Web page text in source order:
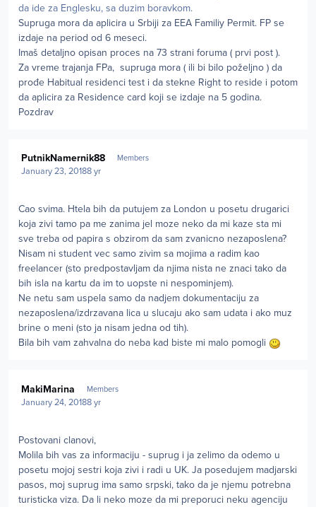
da ide za Englesku, sa duzim boravkom.
Supruga mora da aplicira u Srbiji za EEA Familiy Permit. FP se
izdaje na period od 6 meseci.
Imaš detaljno opisan proces na 73 strani foruma ( prvi post ).
Za vreme trajanja FPa, supruga mora ( ili bi bilo poželjno ) da
prođe Habitual residenci test i da stekne Right to reside i potom
da aplicira za Residence card koji se izdaje na 5 godina.
Pozdrav
PutnikNamernik88 Members
January 23, 20188 yr
Cao svima. Htela bih da putujem za London u posetu drugarici
koja zivi tamo pa me zanima jel moze neko da mi kaze sta mi
sve treba od papira s obzirom da sam zvanicno nezaposlena?
Nisam ni student vec samo zivim sa mojima a radim kao
freelancer (sto predpostavljam da njima nista ne znaci tako da
bih isla na kartu da im to uopste ni nespominjem).
Ne netu sam uspela samo da nadjem dokumentaciju za
nezaposlena/izdrzavana lica u slucaju ako sam udata i ako muz
brine o meni (sto ja nisam jedna od tih).
Bila bih vam zahvalna do neba kad biste mi malo pomogli
MakiMarina Members
January 24, 20188 yr
Postovani clanovi,
Molila bih vas za informaciju - suprug i ja zelimo da odemo u
posetu mojoj sestri koja zivi i radi u UK. Ja posedujem madjarski
pasos, moj suprug ima samo srpski, tako da je njemu potrebna
turisticka viza. Da li neko moze da mi preporuci neku agenciju